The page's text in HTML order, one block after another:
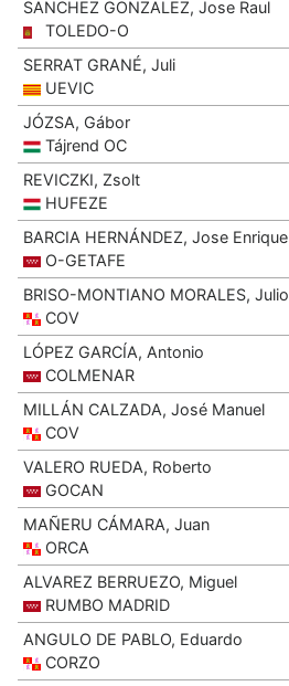
SANCHEZ GONZALEZ, Jose Raul
TOLEDO-O
SERRAT GRANÉ, Juli
UEVIC
JÓZSA, Gábor
Tájrend OC
REVICZKI, Zsolt
HUFEZE
BARCIA HERNÁNDEZ, Jose Enrique
O-GETAFE
BRISO-MONTIANO MORALES, Julio
COV
LÓPEZ GARCÍA, Antonio
COLMENAR
MILLÁN CALZADA, José Manuel
COV
VALERO RUEDA, Roberto
GOCAN
MAÑERU CÁMARA, Juan
ORCA
ALVAREZ BERRUEZO, Miguel
RUMBO MADRID
ANGULO DE PABLO, Eduardo
CORZO